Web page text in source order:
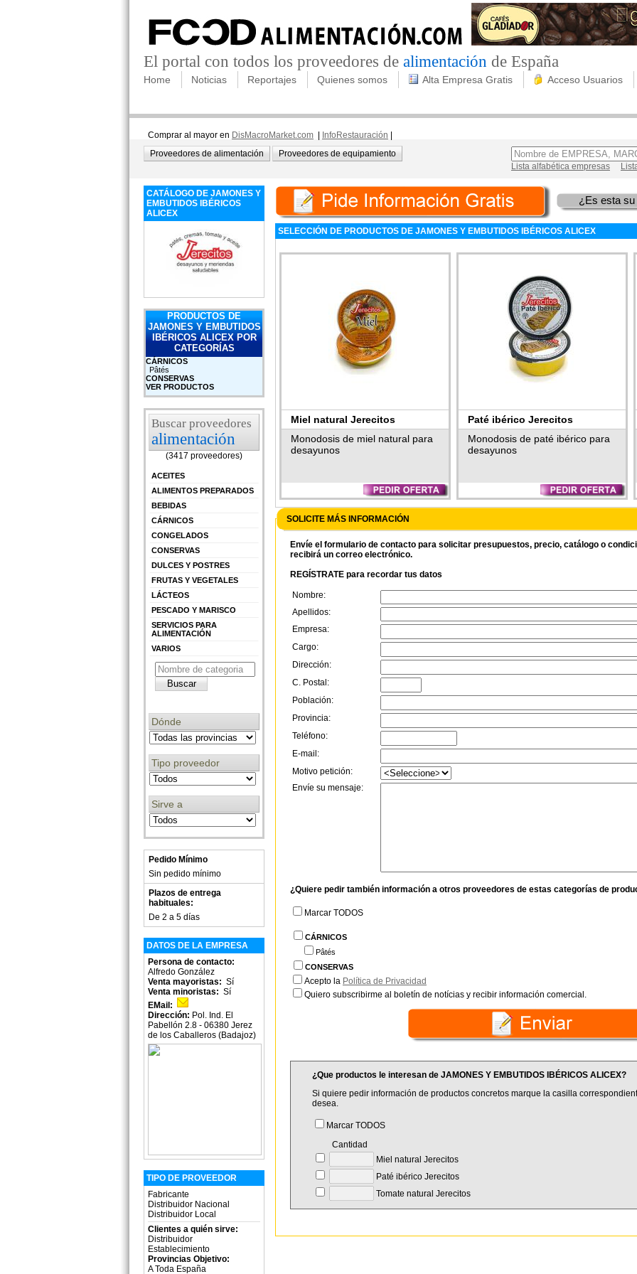
El portal con todos los proveedores de alimentación de España
Home Noticias Reportajes Quienes somos Alta Empresa Gratis Acceso Usuarios
Comprar al mayor en DisMacroMarket.com InfoRestauración
Proveedores de alimentación
Proveedores de equipamiento
Lista alfabética empresas
CATÁLOGO DE JAMONES Y
EMBUTIDOS IBÉRICOS
ALICEX
PRODUCTOS DE
JAMONES Y EMBUTIDOS
IBÉRICOS ALICEX POR
CATEGORÍAS
CÁRNICOS
Pâtés
CONSERVAS
VER PRODUCTOS
Buscar proveedores
alimentación
(3417 proveedores)
ACEITES
ALIMENTOS PREPARADOS
BEBIDAS
CÁRNICOS
CONGELADOS
CONSERVAS
DULCES Y POSTRES
FRUTAS Y VEGETALES
LÁCTEOS
PESCADO Y MARISCO
SERVICIOS PARA
ALIMENTACIÓN
VARIOS
Dónde
Tipo proveedor
Sirve a
Pedido Mínimo
Sin pedido mínimo
Plazos de entrega
habituales:
De 2 a 5 días
DATOS DE LA EMPRESA
Persona de contacto:
Alfredo González
Venta mayoristas: Sí
Venta minoristas: Sí
EMail:
Dirección: Pol. Ind. El
Pabellón 2.8 - 06380 Jerez
de los Caballeros (Badajoz)
TIPO DE PROVEEDOR
Fabricante
Distribuidor Nacional
Distribuidor Local
Clientes a quién sirve:
Distribuidor
Establecimiento
Provincias Objetivo:
A Toda España
¿Es esta
SELECCIÓN DE PRODUCTOS DE JAMONES Y EMBUTIDOS IBÉRICOS ALICEX
Miel natural Jerecitos
Monodosis de miel natural para
desayunos
Paté ibérico Jerecitos
Monodosis de paté ibérico para
desayunos
SOLICITE MÁS INFORMACIÓN
Envíe el formulario de contacto para solicitar presupuestos, precio, catálogo o
recibirá un correo electrónico.
REGÍSTRATE para recordar tus datos
Nombre:
Apellidos:
Empresa:
Cargo:
Dirección:
C. Postal:
Población:
Provincia:
Teléfono:
E-mail:
Motivo petición:
Envíe su mensaje:
¿Quiere pedir también información a otros proveedores de estas categorías de
Marcar TODOS
CÁRNICOS
Pâtés
CONSERVAS
Acepto la Política de Privacidad
Quiero subscribirme al boletín de notícias y recibir información comercial.
¿Que productos le interesan de JAMONES Y EMBUTIDOS IBÉRICOS ALICEX?
Si quiere pedir información de productos concretos marque la casilla
desea.
Marcar TODOS
Cantidad
Miel natural Jerecitos
Paté ibérico Jerecitos
Tomate natural Jerecitos